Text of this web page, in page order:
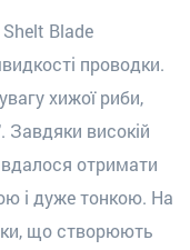
Blade
проводки.
хижої риби,
Завдяки високій
вдалося отримати
і дуже тонкою. На
що створюють